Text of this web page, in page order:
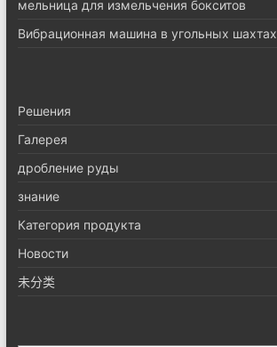
мельница для измельчения бокситов
Вибрационная машина в угольных шахтах
Pешения
Галерея
дробление руды
знание
Категория продукта
Новости
未分类